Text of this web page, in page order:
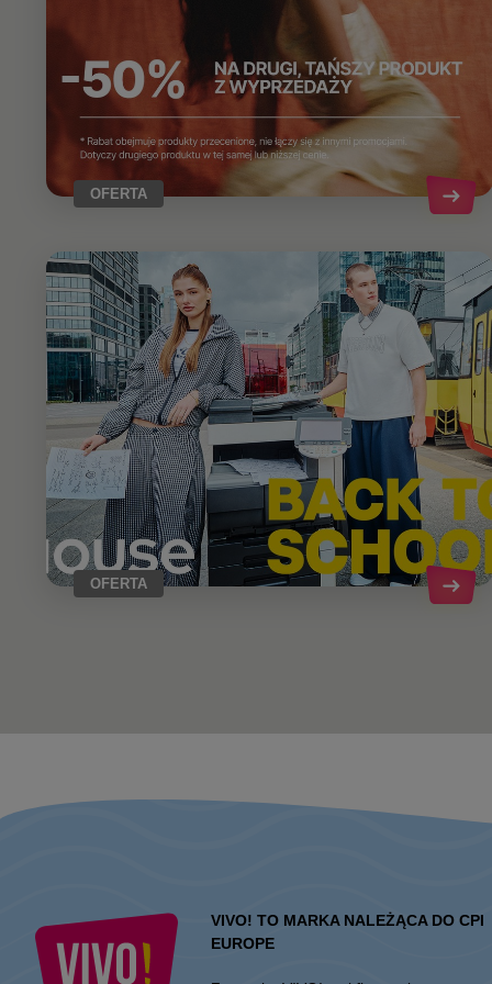
OFERTA
OFERTA
VIVO! TO MARKA NALEŻĄCA DO CPI
EUROPE